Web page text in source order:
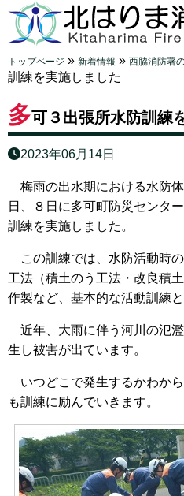
トップページ » 新着情報 » 西脇消防署
訓練を実施しました
多可３出張所水防訓練
2023年06月14日
梅雨の出水期における水防
日、８日に多可町防災センタ
訓練を実施しました。
この訓練では、水防活動時
工法（積土のう工法・改良積
作製など、基本的な活動訓練と
近年、大雨に伴う河川の氾
生し被害が出ています。
いつどこで発生するかわか
も訓練に励んでいきます。